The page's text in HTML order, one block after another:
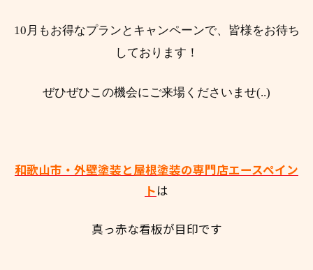
10月もお得なプランとキャンペーンで、皆様をお待ち
しております！
ぜひぜひこの機会にご来場くださいませ(..)
和歌山市・外壁塗装と屋根塗装の専門店エースペイン
トは
真っ赤な看板が目印です